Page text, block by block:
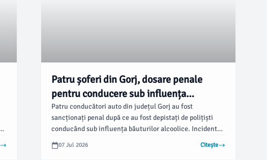
Patru șoferi din Gorj, dosare penale
pentru conducere sub influența
alcoolului
Patru conducători auto din județul Gorj au fost
sancționați penal după ce au fost depistați de polițiști
conducând sub influența băuturilor alcoolice. Incidentul
a avut loc în ultimele 24 de ore, iar unul dintre șoferi a
înregistrat o alcoolemie de peste trei ori pragul
07 Jul 2026 Citește